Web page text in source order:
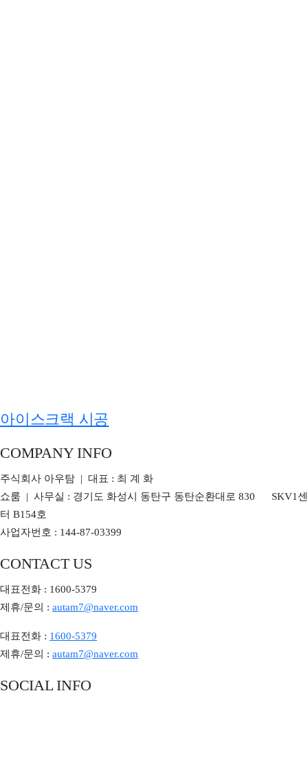
아이스크랙 시공
COMPANY INFO
주식회사 아우탐 | 대표 : 최 계 화
쇼룸 | 사무실 : 경기도 화성시 동탄구 동탄순환대로 830 SKV1센
터 B154호
사업자번호 : 144-87-03399
CONTACT US
대표전화 : 1600-5379
제휴/문의 : autam7@naver.com
대표전화 : 1600-5379
제휴/문의 : autam7@naver.com
SOCIAL INFO